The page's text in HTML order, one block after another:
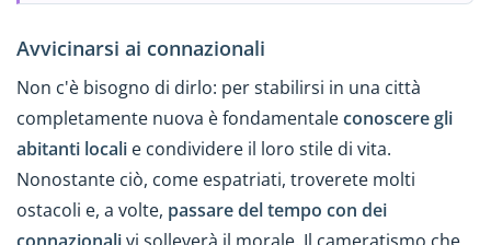
Avvicinarsi ai connazionali
Non c'è bisogno di dirlo: per stabilirsi in una città
completamente nuova è fondamentaleconoscere gli
abitanti locali e condividere il loro stile di vita.
Nonostante ciò, come espatriati, troverete molti
ostacoli e, a volte, passare del tempo con dei